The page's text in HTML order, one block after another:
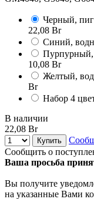
Черный,
22,08 Br
Синий,
10,08 Br
Желтый,
Br
Набор 4
В наличии
22,08 Br
Купить
Сообщить о
Ваша просьба
Вы получите
на указанные Вами